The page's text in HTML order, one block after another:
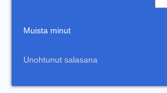
Muista minut
Unohtunut salasana